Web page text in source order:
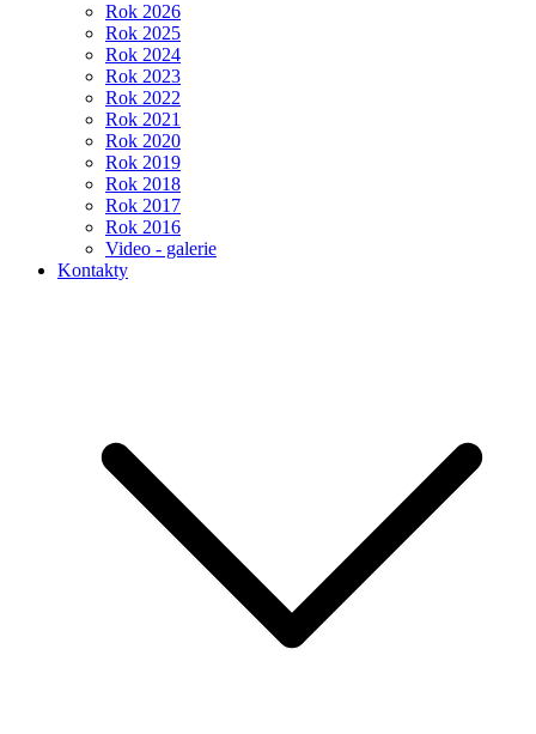
Rok 2026
Rok 2025
Rok 2024
Rok 2023
Rok 2022
Rok 2021
Rok 2020
Rok 2019
Rok 2018
Rok 2017
Rok 2016
Video - galerie
Kontakty